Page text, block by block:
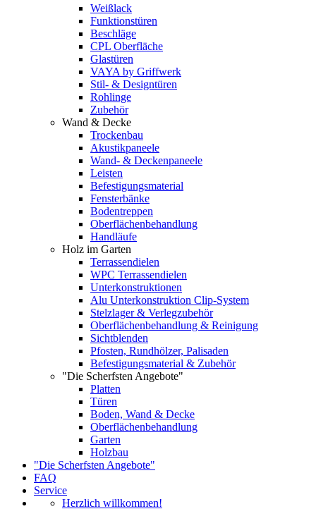
Weißlack
Funktionstüren
Beschläge
CPL Oberfläche
Glastüren
VAYA by Griffwerk
Stil- & Designtüren
Rohlinge
Zubehör
Wand & Decke
Trockenbau
Akustikpaneele
Wand- & Deckenpaneele
Leisten
Befestigungsmaterial
Fensterbänke
Bodentreppen
Oberflächenbehandlung
Handläufe
Holz im Garten
Terrassendielen
WPC Terrassendielen
Unterkonstruktionen
Alu Unterkonstruktion Clip-System
Stelzlager & Verlegzubehör
Oberflächenbehandlung & Reinigung
Sichtblenden
Pfosten, Rundhölzer, Palisaden
Befestigungsmaterial & Zubehör
"Die Scherfsten Angebote"
Platten
Türen
Boden, Wand & Decke
Oberflächenbehandlung
Garten
Holzbau
"Die Scherfsten Angebote"
FAQ
Service
Herzlich willkommen!